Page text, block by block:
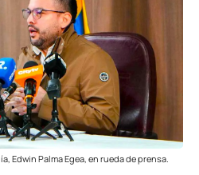
Edwin Palma Egea, en rueda de prensa.